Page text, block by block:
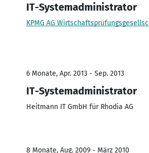
IT-Systemadministrator
KPMG AG
6 Monate, Apr. 2013 - Sep. 2013
IT-Systemadministrator
Heitmann IT GmbH für Rhodia AG
8 Monate, Aug. 2009 - März 2010